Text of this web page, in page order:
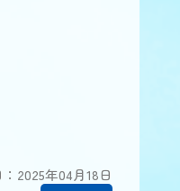
2025年04月18日